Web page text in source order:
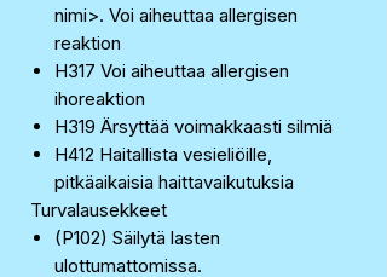
nimi>. Voi aiheuttaa allergisen
reaktion
H317 Voi aiheuttaa allergisen
ihoreaktion
H319 Ärsyttää voimakkaasti silmiä
H412 Haitallista vesieliöille,
pitkäaikaisia haittavaikutuksia
Turvalausekkeet
(P102) Säilytä lasten
ulottumattomissa.